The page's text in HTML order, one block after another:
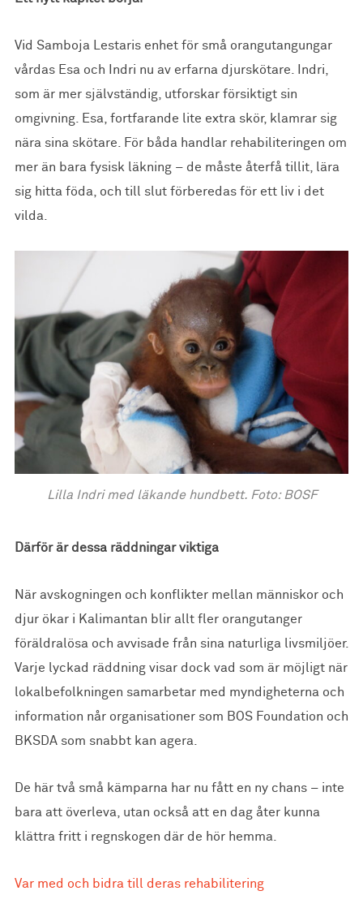
Vid Samboja Lestaris enhet för små orangutangungar
vårdas Esa och Indri nu av erfarna djurskötare. Indri,
som är mer självständig, utforskar försiktigt sin
omgivning. Esa, fortfarande lite extra skör, klamrar sig
nära sina skötare. För båda handlar rehabiliteringen om
mer än bara fysisk läkning – de måste återfå tillit, lära
sig hitta föda, och till slut förberedas för ett liv i det
vilda.
Lilla Indri med läkande hundbett. Foto: BOSF
Därför är dessa räddningar viktiga
När avskogningen och konflikter mellan människor och
djur ökar i Kalimantan blir allt fler orangutanger
föräldralösa och avvisade från sina naturliga livsmiljöer.
Varje lyckad räddning visar dock vad som är möjligt när
lokalbefolkningen samarbetar med myndigheterna och
information når organisationer som BOS Foundation och
BKSDA som snabbt kan agera.
De här två små kämparna har nu fått en ny chans – inte
bara att överleva, utan också att en dag åter kunna
klättra fritt i regnskogen där de hör hemma.
Var med och bidra till deras rehabilitering